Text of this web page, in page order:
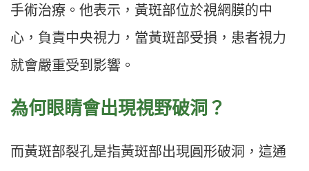
手術治療。他表示，黃斑部位於視網膜的中
心，負責中央視力，當黃斑部受損，患者視力
就會嚴重受到影響。
為何眼睛會出現視野破洞？
而黃斑部裂孔是指黃斑部出現圓形破洞，這通